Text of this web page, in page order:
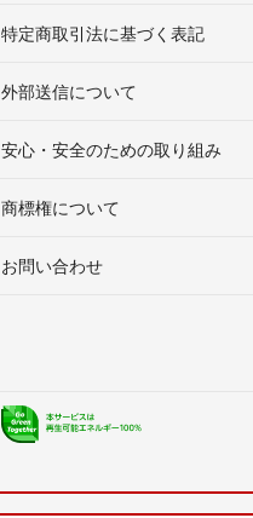
特定商取引法に基づく表記
外部送信について
安心・安全のための取り組み
商標権について
お問い合わせ